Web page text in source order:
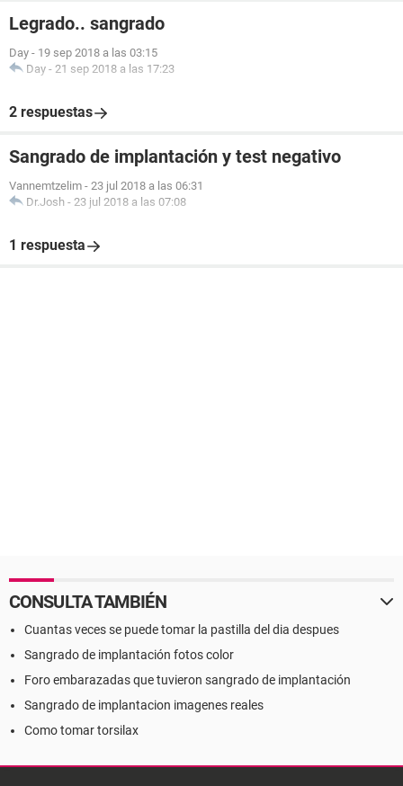
Legrado.. sangrado
Day - 19 sep 2018 a las 03:15
Day - 21 sep 2018 a las 17:23
2 respuestas
Sangrado de implantación y test negativo
Vannemtzelim - 23 jul 2018 a las 06:31
Dr.Josh - 23 jul 2018 a las 07:08
1 respuesta
CONSULTA TAMBIÉN
Cuantas veces se puede tomar la pastilla del dia despues
Sangrado de implantación fotos color
Foro embarazadas que tuvieron sangrado de implantación
Sangrado de implantacion imagenes reales
Como tomar torsilax